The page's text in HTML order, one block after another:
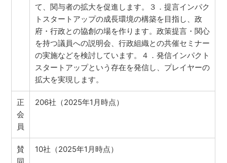
て、関与者の拡大を促進します。３．提言インパク
トスタートアップの成長環境の構築を目指し、政
府・行政との協創の場を作ります。政策提言・関心
を持つ議員への説明会、行政組織との共催セミナー
の実施などを検討しています。４．発信インパクト
スタートアップという存在を発信し、プレイヤーの
拡大を実現します。
正
会
員
206社（2025年1月時点）
賛
同
10社（2025年1月時点）